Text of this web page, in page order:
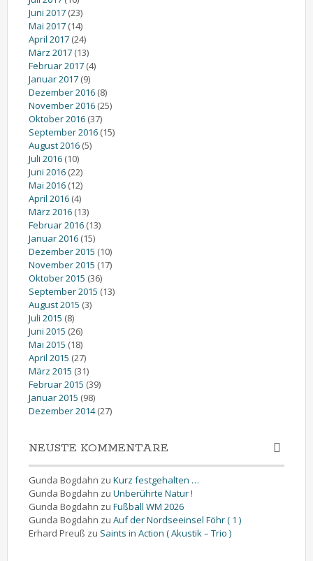
Juni 2017 (23)
Mai 2017 (14)
April 2017 (24)
März 2017 (13)
Februar 2017 (4)
Januar 2017 (9)
Dezember 2016 (8)
November 2016 (25)
Oktober 2016 (37)
September 2016 (15)
August 2016 (5)
Juli 2016 (10)
Juni 2016 (22)
Mai 2016 (12)
April 2016 (4)
März 2016 (13)
Februar 2016 (13)
Januar 2016 (15)
Dezember 2015 (10)
November 2015 (17)
Oktober 2015 (36)
September 2015 (13)
August 2015 (3)
Juli 2015 (8)
Juni 2015 (26)
Mai 2015 (18)
April 2015 (27)
März 2015 (31)
Februar 2015 (39)
Januar 2015 (98)
Dezember 2014(27)
NEUSTE KOMMENTARE
Gunda Bogdahn zu Kurz festgehalten …
Gunda Bogdahn zu Unberührte Natur !
Gunda Bogdahn zu Fußball WM 2026
Gunda Bogdahn zu Auf der Nordseeinsel Föhr ( 1 )
Erhard Preuß zu Saints in Action ( Akustik – Trio )